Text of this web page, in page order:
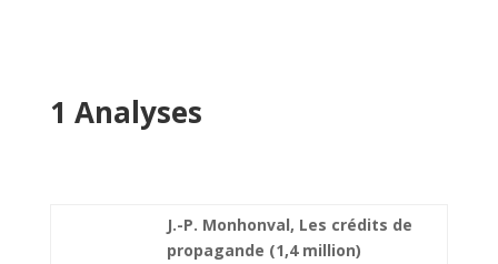
1 Analyses
J.-P. Monhonval, Les crédits de
propagande (1,4 million)